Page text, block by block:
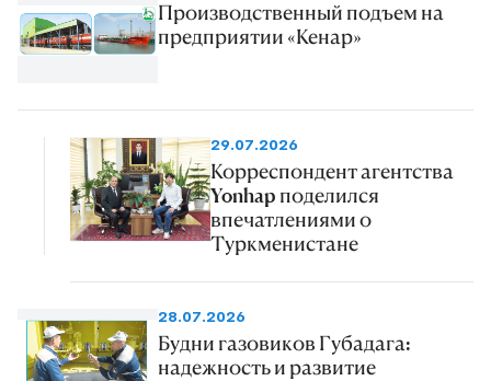
Производственный подъем на
предприятии «Кенар»
29.07.2026
Корреспондент агентства
Yonhap поделился
впечатлениями о
Туркменистане
28.07.2026
Будни газовиков Губадага:
надежность и развитие